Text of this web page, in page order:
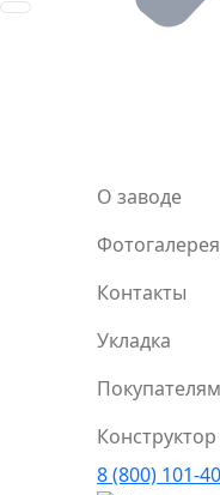
Toggle navigation
О заводе
Фотогалерея
Контакты
Укладка
Покупателям
Конструктор
8 (800) 101-